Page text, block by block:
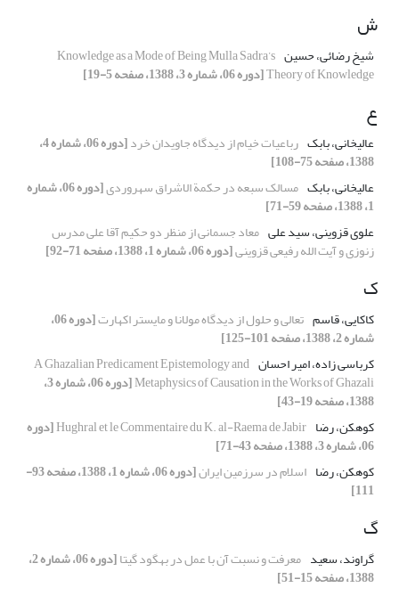
ش
شیخ رضائی، حسین Knowledge as a Mode of Being Mulla Sadra’s
Theory of Knowledge[دوره 06، شماره 3، 1388، صفحه 5-19]
ع
عالیخانی، بابک رباعیات خیام از دیدگاه جاویدان خرد [دوره 06، شماره 4،
1388، صفحه 75-108]
عالیخانی، بابک مسالک سبعه در حکمة الاشراق سهروردی [دوره 06، شماره
1، 1388، صفحه 59-71]
علوی قزوینی، سید علی معاد جسمانی از منظر دو حکیم آقا علی مدرس
زنوزی و آیت الله رفیعی قزوینی[دوره 06، شماره 1، 1388، صفحه 71-92]
ک
کاکایی، قاسم تعالی و حلول از دیدگاه مولانا و مایستر اکهارت [دوره 06،
شماره 2، 1388، صفحه 101-125]
کرباسی زاده، امیر احسان A Ghazalian Predicament Epistemology and
Metaphysics of Causation in the Works of Ghazali [دوره 06، شماره 3،
1388، صفحه 19-43]
کوهکن، رضا Hughral et le Commentaire du K. al-Raema de Jabir[دوره
06، شماره 3، 1388، صفحه 43-71]
کوهکن، رضا اسلام در سرزمین ایران [دوره 06، شماره 1، 1388، صفحه 93-
111]
گ
گراوند، سعید معرفت و نسبت آن با عمل در بهگود گیتا [دوره 06، شماره 2،
1388، صفحه 15-51]